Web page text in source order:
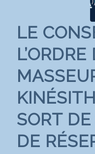
LE
L’ORDRE
SORT
DE